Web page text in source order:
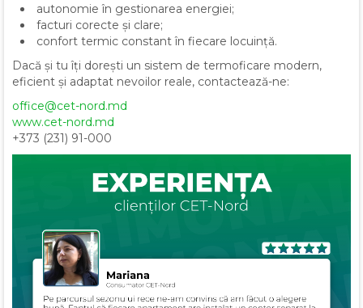
autonomie în gestionarea energiei;
facturi corecte și clare;
confort termic constant în fiecare locuință.
Dacă și tu îți dorești un sistem de termoficare modern,
eficient și adaptat nevoilor reale, contactează-ne:
office@cet-nord.md
www.cet-nord.md
+373 (231) 91-000